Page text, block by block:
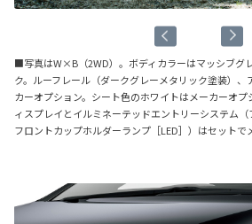
■写真はW×B（2WD）。ボディカラーはマッシブグ
ク。ルーフレール（ダークグレーメタリック塗装）、
カーオプション。シート色のホワイトはメーカーオ
ィスプレイとイルミネーテッドエントリーシステム（
フロントカップホルダーランプ［LED］）はセットで